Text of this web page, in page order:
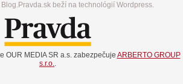
beží na technológií Wordpress.
OUR MEDIA SR a.s. zabezpečuje ARBERTO GROUP
s.r.o..